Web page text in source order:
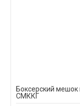
Боксерский мешок
СМККГ